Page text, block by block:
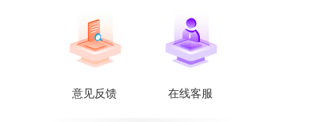
意见反馈 在线客服